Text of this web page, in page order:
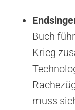
Buch
Krieg
muss